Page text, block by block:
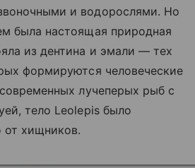
и водорослями. Но
была настоящая природная
из дентина и эмали — тех
формируются человеческие
лучеперых рыб с
тело Leolepis было
хищников.